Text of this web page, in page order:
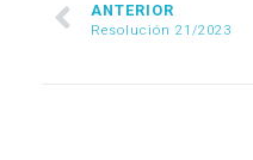
ANTERIOR
Resolución 21/2023